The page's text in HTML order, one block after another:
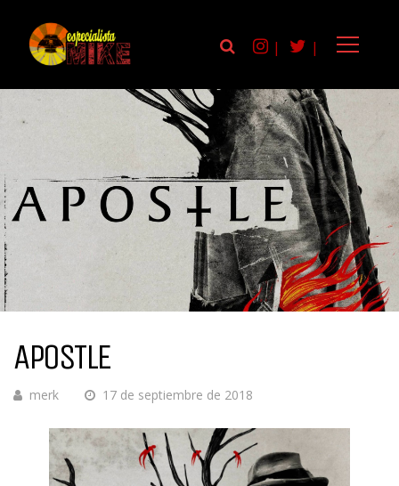
| |
APOSTLE
merk 17 de septiembre de 2018